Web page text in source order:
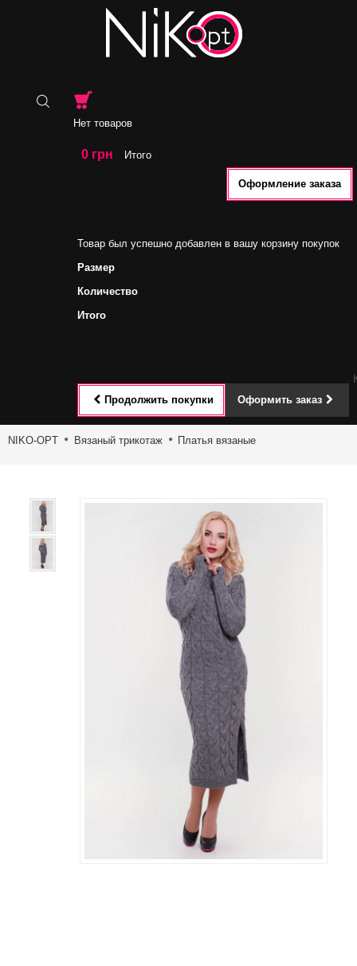
Нет товаров
0 грн Итого
Оформление заказа
Товар был успешно добавлен в вашу корзину покупок
Размер
Количество
Итого
Продолжить покупки Оформить заказ
Toggle
NIKO-OPT Вязаный трикотаж Платья вязаные